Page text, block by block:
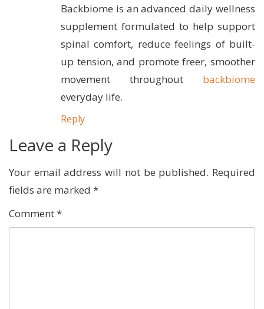
Backbiome is an advanced daily wellness
supplement formulated to help support
spinal comfort, reduce feelings of built-
up tension, and promote freer, smoother
movement throughout backbiome
everyday life.
Reply
Leave a Reply
Your email address will not be published. Required
fields are marked *
Comment*